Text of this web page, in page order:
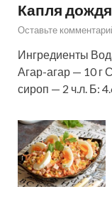
Капля
Оставьте
Ингредиенты
Агар-агар — 10 г
сироп — 2 ч.л. Б: